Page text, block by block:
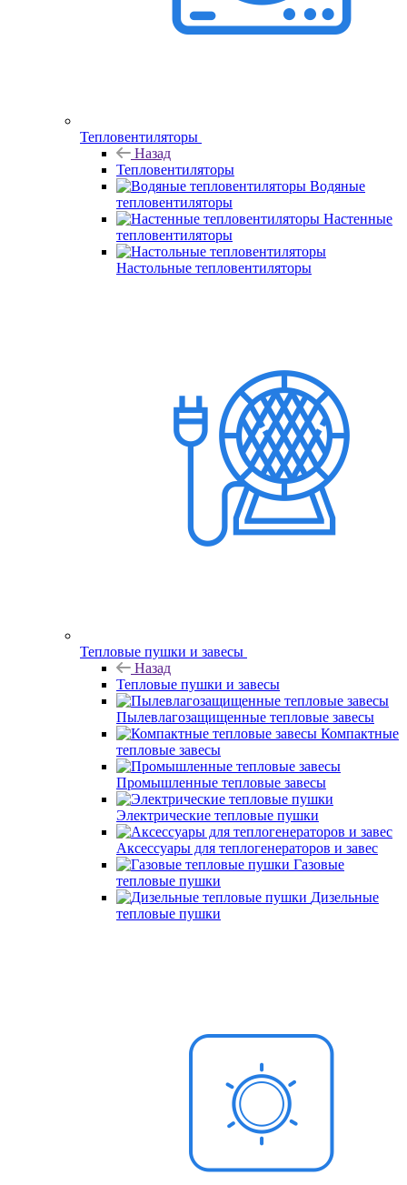
Тепловентиляторы
Назад
Тепловентиляторы
Водяные
тепловентиляторы
Настенные
тепловентиляторы
Настольные тепловентиляторы
Тепловые пушки и завесы
Назад
Тепловые пушки и завесы
Пылевлагозащищенные тепловые завесы
Компактные
тепловые завесы
Промышленные тепловые завесы
Электрические тепловые пушки
Аксессуары для теплогенераторов и завес
Газовые
тепловые пушки
Дизельные
тепловые пушки